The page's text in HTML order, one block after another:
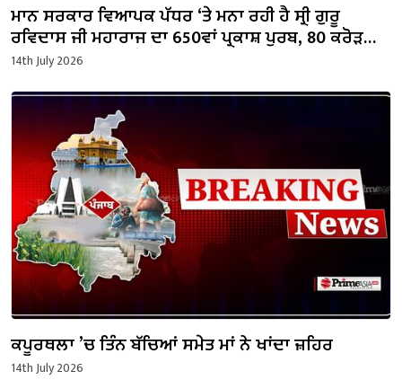
ਮਾਨ ਸਰਕਾਰ ਵਿਆਪਕ ਪੱਧਰ ‘ਤੇ ਮਨਾ ਰਹੀ ਹੈ ਸ੍ਰੀ ਗੁਰੂ
ਰਵਿਦਾਸ ਜੀ ਮਹਾਰਾਜ ਦਾ 650ਵਾਂ ਪ੍ਰਕਾਸ਼ ਪੁਰਬ, 80 ਕਰੋੜ
ਰੁਪਏ ਰਾਖਵੇਂ ਰੱਖੇ : ਸੌਂਦ
14th July 2026
ਕਪੂਰਥਲਾ ’ਚ ਤਿੰਨ ਬੱਚਿਆਂ ਸਮੇਤ ਮਾਂ ਨੇ ਖਾਂਦਾ ਜ਼ਹਿਰ
14th July 2026